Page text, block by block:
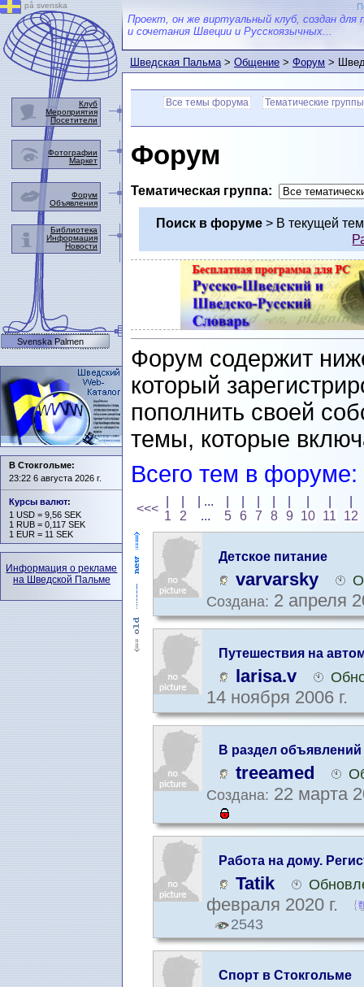
Проект, он же виртуальный клуб, создан для
и сочетания Швеции и Русскоязычных...
Шведская Пальма>Общение>Форум>
Все темы форума Тематические группы
Форум
Тематическая группа:
Поиск в форуме > В текущей
Форум содержит
который
пополнить своей
темы, которые
Всего тем в форуме:
<<<
1
2
| ...
...
5 6 7
8 9
10 11
12
Детское питание
varvarsky
Создана: 2 апреля
Путешествия на
larisa.v
14 ноября 2006 г.
В раздел объявлений
treeamed
Создана: 22 марта
Работа на дому.
Tatik
февраля 2020 г.
2543
Спорт в Стокгольме
på svenska
Клуб
Мероприятия
Посетители
Фотографии
Маркет
Форум
Объявления
Библиотека
Информация
Новости
Svenska Palmen
В Стокгольме:
23:22 6 августа 2026 г.
Курсы валют:
1 USD = 9,56 SEK
1 RUB = 0,117 SEK
1 EUR = 11 SEK
Информация о рекламе
на Шведской Пальме